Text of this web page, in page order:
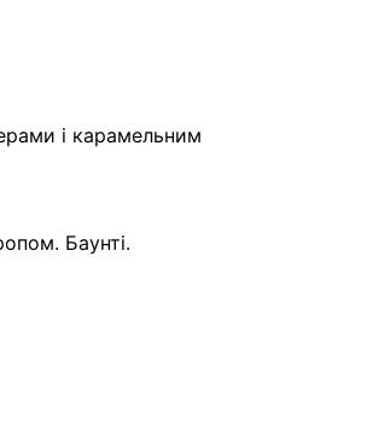
і карамельним
Баунті.